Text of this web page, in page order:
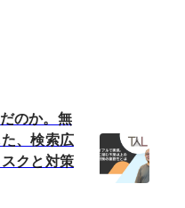
のか。無
、検索広
クと対策